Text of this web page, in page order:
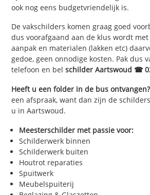
ook nog eens budgetvriendelijk is.
De vakschilders komen graag goed
dus voorafgaand aan de klus wordt
aanpak en materialen (lakken etc)
gedoe, geen onnodige kosten. Pak dus
telefoon en belschilder Aartswoud ☎
Heeft u een folder in de bus ontvangen?
een afspraak, want dan zijn de
u in Aartswoud.
Meesterschilder met passie voor:
Schilderwerk binnen
Schilderwerk buiten
Houtrot reparaties
Spuitwerk
Meubelspuiterij